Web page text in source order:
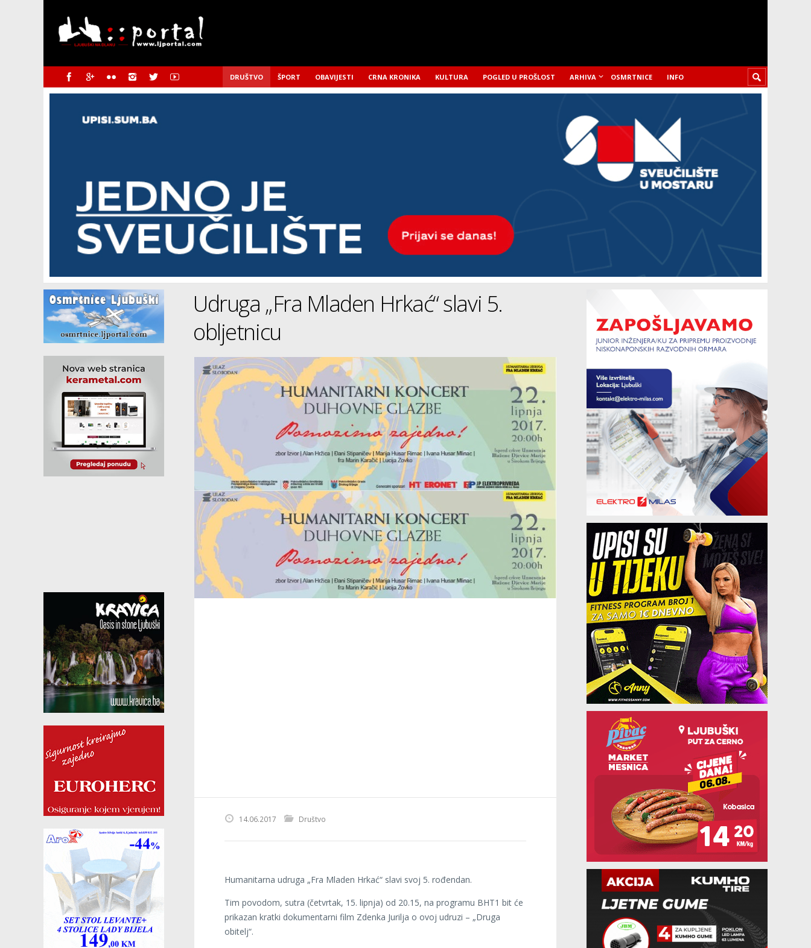
DRUŠTVO ŠPORT OBAVIJESTI CRNA KRONIKA KULTURA POGLED U PROŠLOST ARHIVA OSMRTNICE INFO
Udruga „Fra Mladen Hrkać“ slavi 5.
obljetnicu
14.06.2017 Društvo
Humanitarna udruga „Fra Mladen Hrkać“ slavi svoj 5. rođendan.
Tim povodom, sutra (četvrtak, 15. lipnja) od 20.15, na programu BHT1 bit će
prikazan kratki dokumentarni film Zdenka Jurilja o ovoj udruzi – „Druga
obitelj“.